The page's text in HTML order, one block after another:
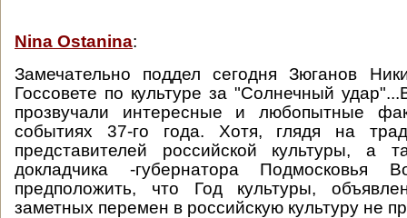
Nina Ostanina:
Замечательно поддел сегодня Зюганов
Госсовете по культуре за "Солнечный
прозвучали интересные и любопытные
событиях 37-го года. Хотя, глядя на
представителей российской культуры, а
докладчика -губернатора Подмосковья
предположить, что Год культуры,
заметных перемен в российскую культуру не